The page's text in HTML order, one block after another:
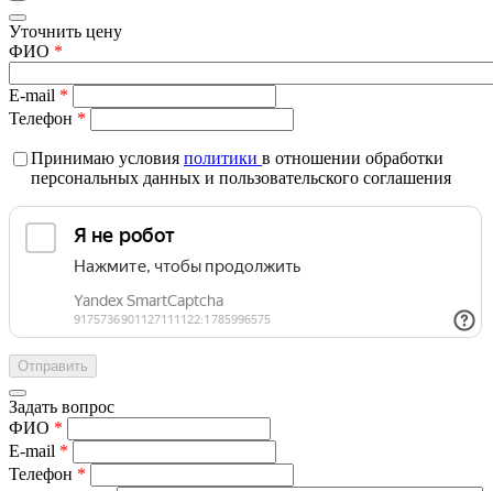
Уточнить цену
ФИО *
E-mail *
Телефон *
Принимаю условия политики в отношении обработки
персональных данных и пользовательского соглашения
Задать вопрос
ФИО *
E-mail *
Телефон *